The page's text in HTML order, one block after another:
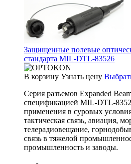
Защищенные полевые
стандарта MIL-DTL-83526
В корзину Узнать цену
Серия разъемов Expanded
спецификацией MIL-DTL-
применения в суровых
тактическая связь, авиация,
телерадиовещание,
связь в тяжелой
промышленность и заводы.